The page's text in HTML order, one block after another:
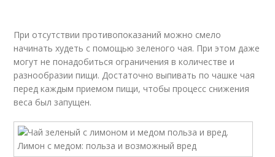
При отсутствии противопоказаний можно смело
начинать худеть с помощью зеленого чая. При этом даже
могут не понадобиться ограничения в количестве и
разнообразии пищи. Достаточно выпивать по чашке чая
перед каждым приемом пищи, чтобы процесс снижения
веса был запущен.